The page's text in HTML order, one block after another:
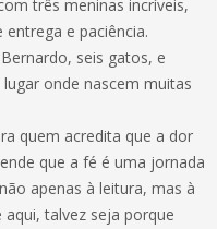
três meninas incríveis,
e paciência.
seis gatos, e
onde nascem muitas
quem acredita que a dor
que a fé é uma jornada
apenas à leitura, mas à
talvez seja porque